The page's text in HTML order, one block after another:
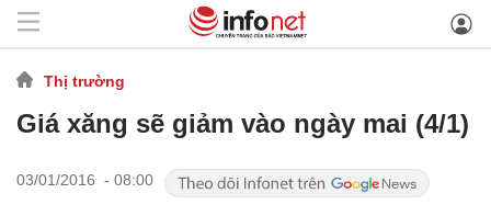
Thị trường
Giá xăng sẽ giảm vào ngày mai (4/1)
03/01/2016 - 08:00